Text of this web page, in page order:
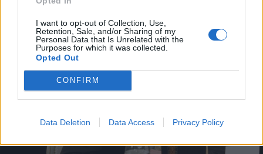
I want to opt-out of Collection, Use,
Retention, Sale, and/or Sharing of my
Personal Data that Is Unrelated with the
Purposes for which it was collected.
Opted Out
CONFIRM
Data Deletion Data Access Privacy Policy